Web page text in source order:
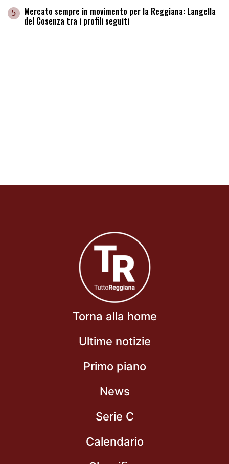
5 Mercato sempre in movimento per la Reggiana: Langella
del Cosenza tra i profili seguiti
Torna alla home
Ultime notizie
Primo piano
News
Serie C
Calendario